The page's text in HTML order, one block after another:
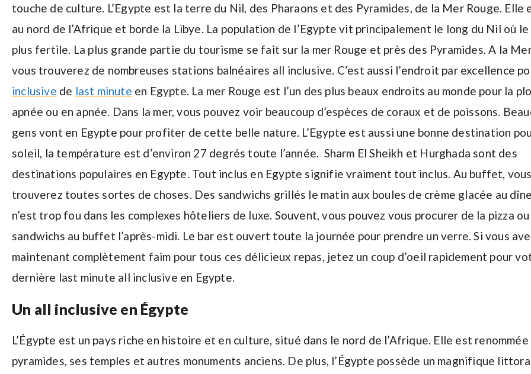
touche de culture. L’Egypte est la terre du Nil, des Pharaons et des Pyramides, de la Mer Rouge. Elle
au nord de l’Afrique et borde la Libye. La population de l’Egypte vit principalement le long du Nil où
plus fertile. La plus grande partie du tourisme se fait sur la mer Rouge et près des Pyramides. A la
vous trouverez de nombreuses stations balnéaires all inclusive. C’est aussi l’endroit par excellence
inclusive de last minute en Egypte. La mer Rouge est l’un des plus beaux endroits au monde pour la
apnée ou en apnée. Dans la mer, vous pouvez voir beaucoup d’espèces de coraux et de poissons.
gens vont en Egypte pour profiter de cette belle nature. L’Egypte est aussi une bonne destination
soleil, la température est d’environ 27 degrés toute l’année. Sharm El Sheikh et Hurghada sont des
destinations populaires en Egypte. Tout inclus en Egypte signifie vraiment tout inclus. Au buffet,
trouverez toutes sortes de choses. Des sandwichs grillés le matin aux boules de crème glacée au
n’est trop fou dans les complexes hôteliers de luxe. Souvent, vous pouvez vous procurer de la pizza
sandwichs au buffet l’après-midi. Le bar est ouvert toute la journée pour prendre un verre. Si vous
maintenant complètement faim pour tous ces délicieux repas, jetez un coup d’oeil rapidement pour
dernière last minute all inclusive en Egypte.
Un all inclusive en Égypte
L’Égypte est un pays riche en histoire et en culture, situé dans le nord de l’Afrique. Elle est renommée
pyramides, ses temples et autres monuments anciens. De plus, l’Égypte possède un magnifique